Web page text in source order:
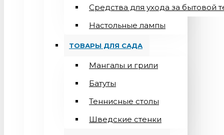
Средства для ухода за бытовой
Настольные лампы
ТОВАРЫ ДЛЯ САДА
Мангалы и грили
Батуты
Теннисные столы
Шведские стенки